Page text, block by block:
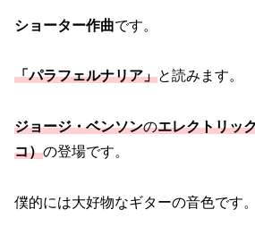
ショーター作曲です。
「パラフェルナリア」と読みます。
ジョージ・ベンソンのエレクトリッ
コ）の登場です。
僕的には大好物なギターの音色です。